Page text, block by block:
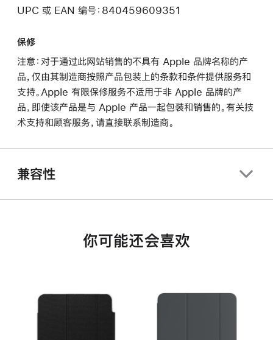
UPC 或 EAN 编号：840459609351
保修
注意：对于通过此网站销售的不具有 Apple 品牌名称的产
品，仅由其制造商按照产品包装上的条款和条件提供服务和
支持。Apple 有限保修服务不适用于非 Apple 品牌的产
品，即使该产品是与 Apple 产品一起包装和销售的。有关技
术支持和顾客服务，请直接联系制造商。
兼容性
你可能还会喜欢